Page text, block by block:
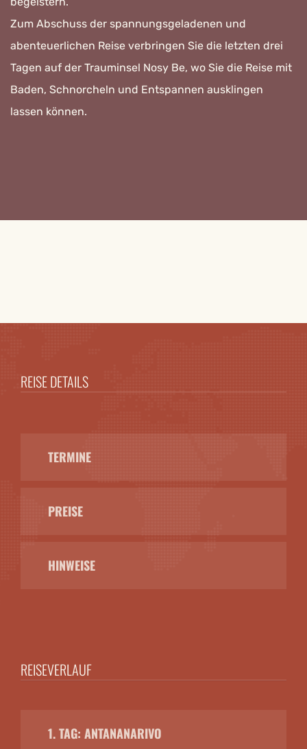
Zum Abschuss der spannungsgeladenen und
abenteuerlichen Reise verbringen Sie die letzten drei
Tagen auf der Trauminsel Nosy Be, wo Sie die Reise mit
Baden, Schnorcheln und Entspannen ausklingen
lassen können.
REISE DETAILS
TERMINE
PREISE
HINWEISE
REISEVERLAUF
1. TAG: ANTANANARIVO